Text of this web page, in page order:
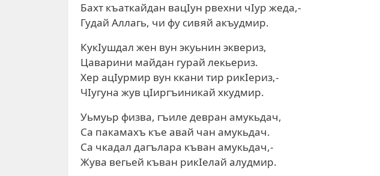
Бахт къаткайдан вацIун рвехни чIур жеда,-
Гудай Аллагь, чи фу сивяй акъудмир.
КукIушдал жен вун экуьнин эквериз,
Цаварини майдан гурай лекьериз.
Хер ацIурмир вун ккани тир рикIериз,-
ЧIугуна жув цIиргъиникай хкудмир.
Уьмуьр физва, гъиле девран амукьдач,
Са пакамахъ къе авай чан амукьдач.
Са чкадал дагълара къван амукьдач,-
Жува вегьей къван рикIелай алудмир.